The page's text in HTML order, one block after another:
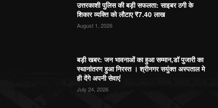
उत्तरकाशी पुलिस की बड़ी सफलता: साइबर ठगी के
शिकार व्यक्ति को लौटाए ₹7.40 लाख
August 1, 2026
बड़ी खबर: जन भावनाओं का हुआ सम्मान,डॉ पुजारी का
स्थानांतरण हुआ निरस्त । श्रीनगर सयुंक्त अस्पताल मे
ही देंगे अपनी सेवाएं
July 24, 2026